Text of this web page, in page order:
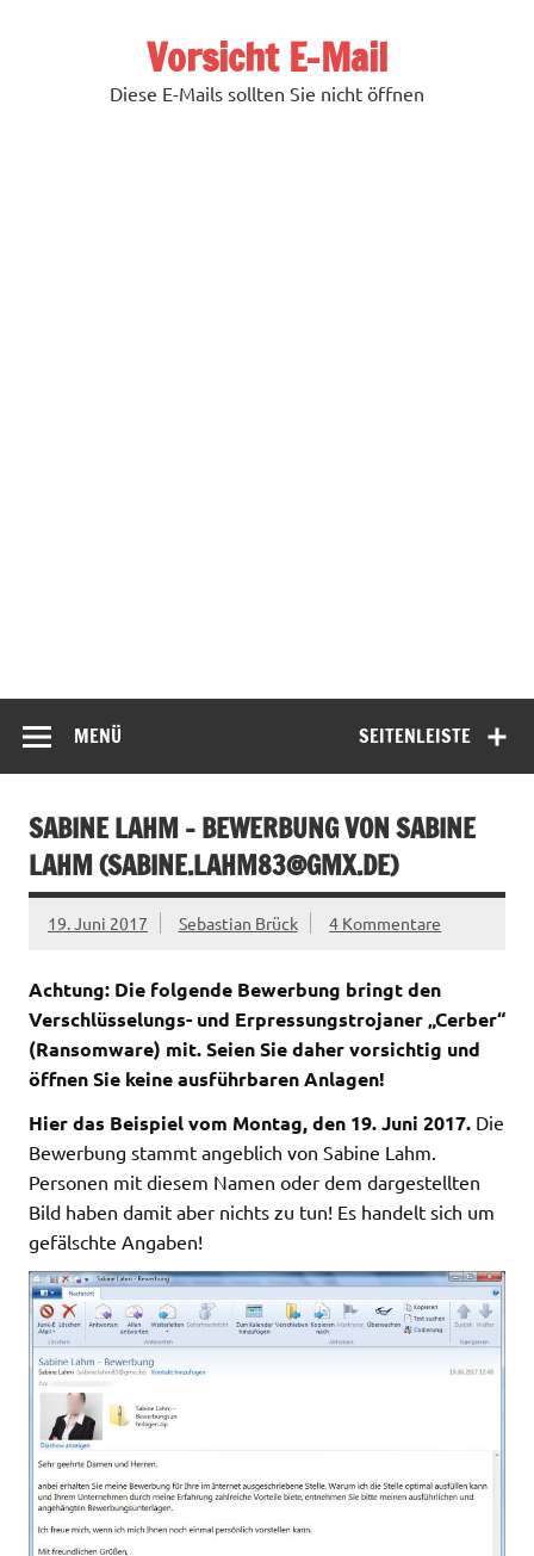
Vorsicht E-Mail
Diese E-Mails sollten Sie nicht öffnen
SEITENLEISTE
MENÜ
SABINE LAHM – BEWERBUNG VON SABINE
LAHM (SABINE.LAHM83@GMX.DE)
19. Juni 2017 Sebastian Brück 4 Kommentare
Achtung: Die folgende Bewerbung bringt den
Verschlüsselungs- und Erpressungstrojaner „Cerber“
(Ransomware) mit. Seien Sie daher vorsichtig und
öffnen Sie keine ausführbaren Anlagen!
Hier das Beispiel vom Montag, den 19. Juni 2017. Die
Bewerbung stammt angeblich von Sabine Lahm.
Personen mit diesem Namen oder dem dargestellten
Bild haben damit aber nichts zu tun! Es handelt sich um
gefälschte Angaben!